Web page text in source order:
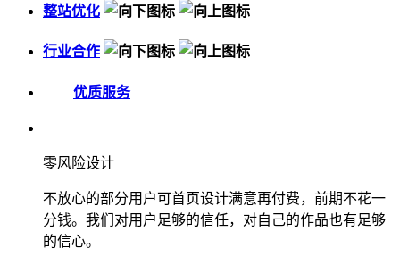
整站优化
行业合作
优质服务
零风险设计
不放心的部分用户可首页设计满意再付费，前期不花一
分钱。我们对用户足够的信任，对自己的作品也有足够
的信心。